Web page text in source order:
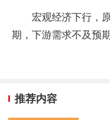
宏观经济下行，
期，下游需求不及预期
推荐内容